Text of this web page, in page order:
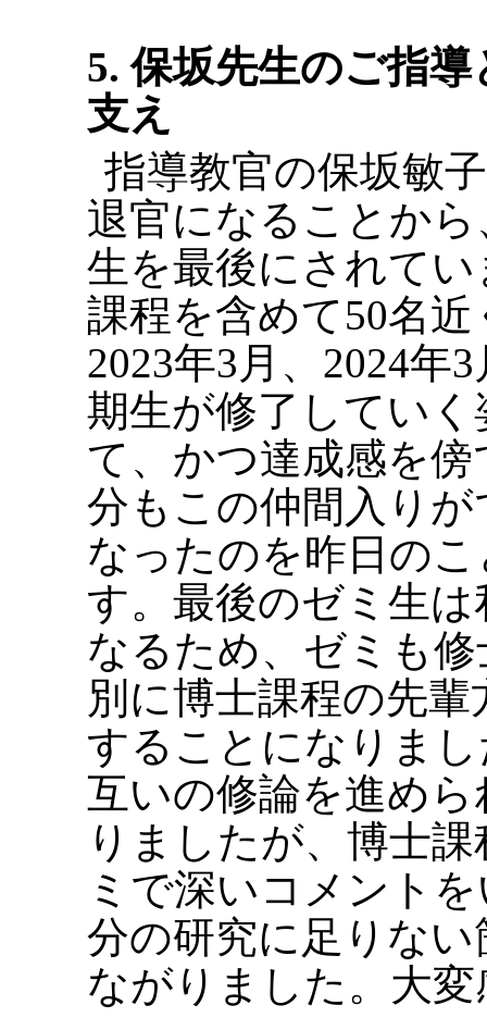
5. 保坂先生のご指
支え
指導教官の保坂敏
退官になることか
生を最後にされて
課程を含めて50名
2023年3月、2024年
期生が修了してい
て、かつ達成感を
分もこの仲間入り
なったのを昨日の
す。最後のゼミ生
なるため、ゼミも
別に博士課程の先
することになりま
互いの修論を進め
りましたが、博士
ミで深いコメント
分の研究に足りな
ながりました。大